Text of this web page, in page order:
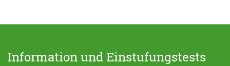
Information und Einstufungstests